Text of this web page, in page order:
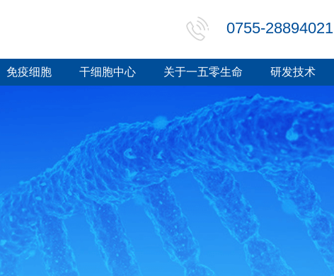
0755-28894021
免疫细胞 干细胞中心 关于一五零生命 研发技术